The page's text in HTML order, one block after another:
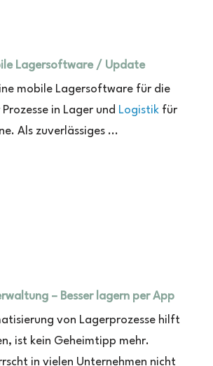
Lagersoftware / Update
mobile Lagersoftware für die
in Lager und Logistik für
Als zuverlässiges ...
– Besser lagern per App
von Lagerprozesse hilft
ist kein Geheimtipp mehr.
in vielen Unternehmen nicht